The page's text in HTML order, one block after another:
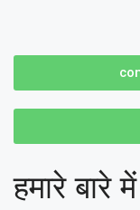
हमारे बारे में